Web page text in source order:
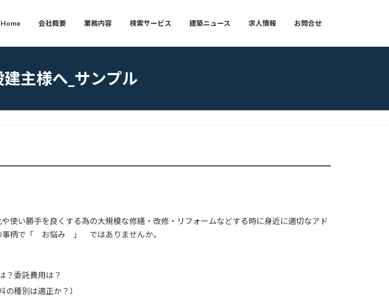
Home 会社概要 業務内容 検索サービス 建築ニュース 求人情報 お問合せ
建主様へ_サンプル
使い勝手を良くする為の大規模な修繕・改修・リフォームなどする時に身近に適切なアド
事柄で「 お悩み 」 ではありませんか。
？委託費用は？
種別は適正か？）